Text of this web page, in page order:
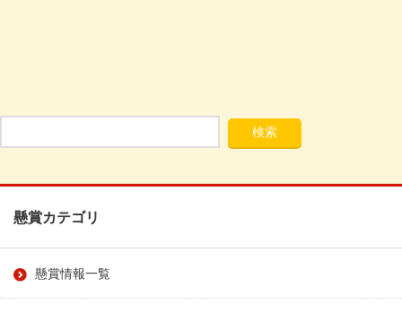
懸賞カテゴリ
懸賞情報一覧